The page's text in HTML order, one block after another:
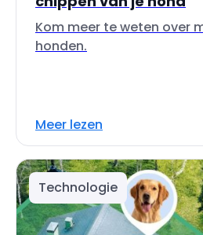
Kom meer te weten over
honden.
Meer lezen
Technologie